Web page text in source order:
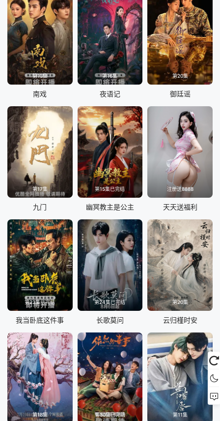
第13集
南戏
第16集
夜语记
第20集
御廷谣
第17集
九门
第15集已完结
幽冥教主是公主
注册送8888
天天送福利
第23集已完结
我当卧底这件事
第24集已完结
长歌莫问
第20集
云归槿时安
第18集 第30集已完结 第11集